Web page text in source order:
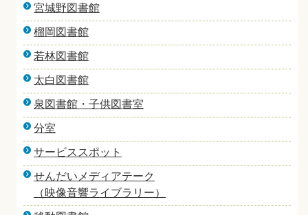
宮城野図書館
榴岡図書館
若林図書館
太白図書館
泉図書館・子供図書室
分室
サービススポット
せんだいメディアテーク
（映像音響ライブラリー）